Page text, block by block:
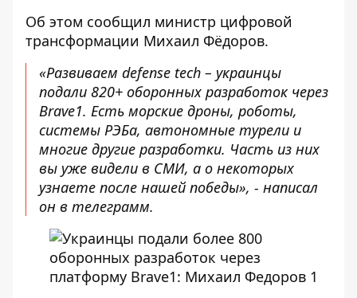
Об этом сообщил министр цифровой
трансформации Михаил Фёдоров.
«Развиваем defense tech – украинцы
подали 820+ оборонных разработок через
Brave1. Есть морские дроны, роботы,
системы РЭБа, автономные турели и
многие другие разработки. Часть из них
вы уже видели в СМИ, а о некоторых
узнаете после нашей победы», - написал
он в телеграмм.